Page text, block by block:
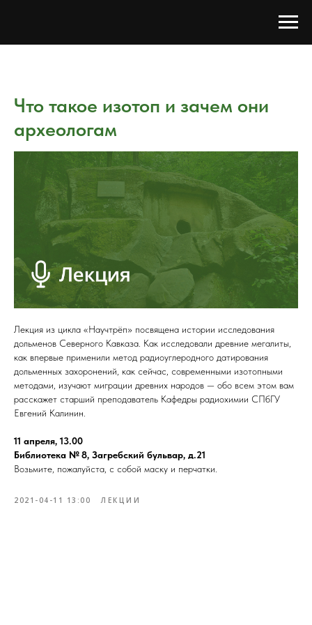
Что такое изотоп и зачем они
археологам
Лекция из цикла «Научтрёп» посвящена истории исследования
дольменов Северного Кавказа. Как исследовали древние мегалиты,
как впервые применили метод радиоуглеродного датирования
дольменных захоронений, как сейчас, современными изотопными
методами, изучают миграции древних народов — обо всем этом вам
расскажет старший преподаватель Кафедры радиохимии СПбГУ
Евгений Калинин.
11 апреля, 13.00
Библиотека № 8, Загребский бульвар, д.21
Возьмите, пожалуйста, с собой маску и перчатки.
2021-04-11 13:00 ЛЕКЦИИ